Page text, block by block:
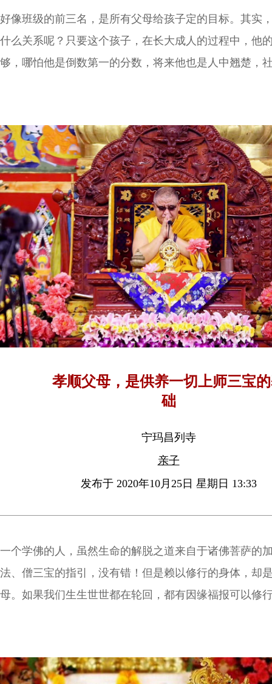
好像班级的前三名，是所有父母给孩子定的目标。其实
什么关系呢？只要这个孩子，在长大成人的过程中，他
够，哪怕他是倒数第一的分数，将来他也是人中翘楚，
孝顺父母，是供养一切上师三宝
础
宁玛昌列寺
亲子
发布于 2020年10月25日 星期日 13:33
一个学佛的人，虽然生命的解脱之道来自于诸佛菩萨的
法、僧三宝的指引，没有错！但是赖以修行的身体，却
母。如果我们生生世世都在轮回，都有因缘福报可以修